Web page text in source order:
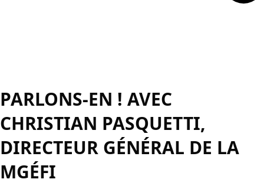
PARLONS-EN ! AVEC
CHRISTIAN PASQUETTI,
DIRECTEUR GÉNÉRAL DE LA
MGÉFI